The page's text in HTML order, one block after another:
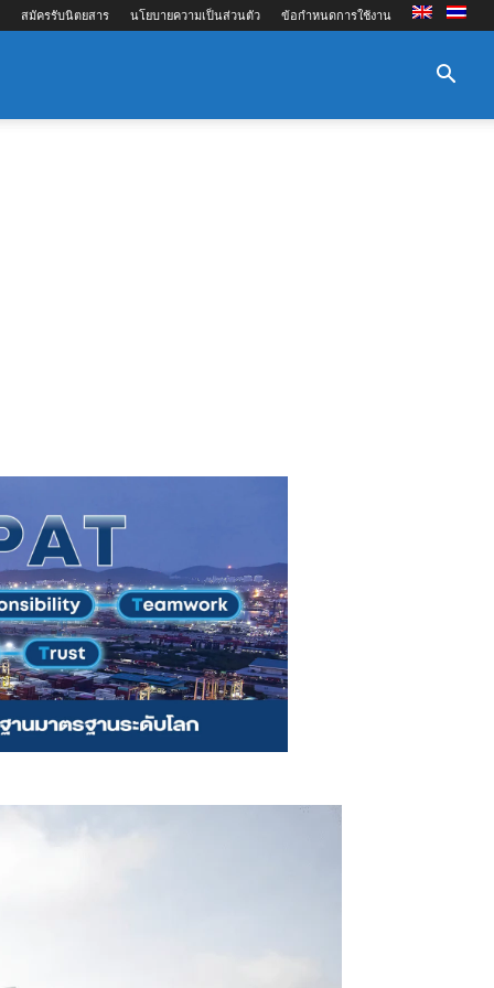
สมัครรับนิตยสาร นโยบายความเป็นส่วนตัว ข้อกำหนดการใช้งาน